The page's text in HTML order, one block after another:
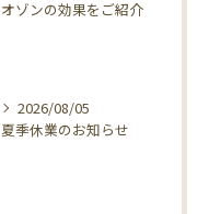
オゾンの効果をご紹介
2026/08/05
夏季休業のお知らせ